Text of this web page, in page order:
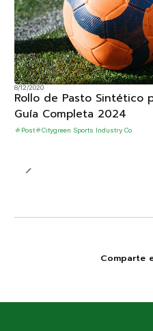
8/12/2020
Rollo de Pasto Sintético
Guía Completa 2024
Post Citygreen Sports Industry Co
Comparte